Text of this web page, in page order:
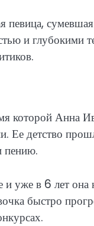
певица,
и глубокими
которой Анна
Ее детство
пению.
и уже в 6 лет
быстро